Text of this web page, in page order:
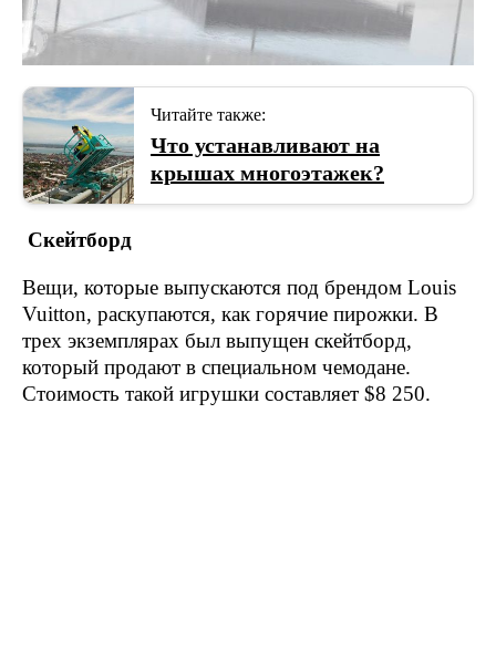
Читайте также:
Что устанавливают на
крышах многоэтажек?
Скейтборд
Вещи, которые выпускаются под брендом Louis
Vuitton, раскупаются, как горячие пирожки. В
трех экземплярах был выпущен скейтборд,
который продают в специальном чемодане.
Стоимость такой игрушки составляет $8 250.